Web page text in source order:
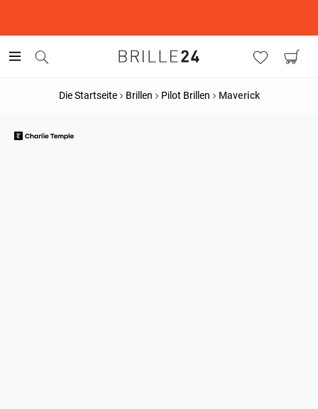
Die Startseite Brillen Pilot Brillen Maverick